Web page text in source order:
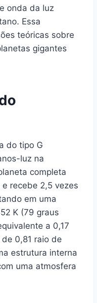
onda da luz
Essa
teóricas sobre
gigantes
do tipo G
luz na
completa
recebe 2,5 vezes
em uma
K (79 graus
a 0,17
0,81 raio de
estrutura interna
uma atmosfera